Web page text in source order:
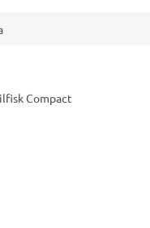
Compact